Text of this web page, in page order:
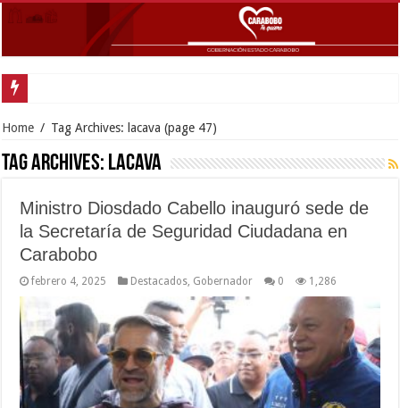
Home / Tag Archives: lacava (page 47)
Tag Archives: lacava
Ministro Diosdado Cabello inauguró sede de
la Secretaría de Seguridad Ciudadana en
Carabobo
febrero 4, 2025 Destacados Gobernador 0 1,286